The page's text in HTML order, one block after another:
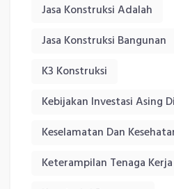
Jasa Konstruksi Adalah
Jasa Konstruksi Bangunan
K3 Konstruksi
Kebijakan Investasi Asing
Keselamatan Dan
Keterampilan Tenaga